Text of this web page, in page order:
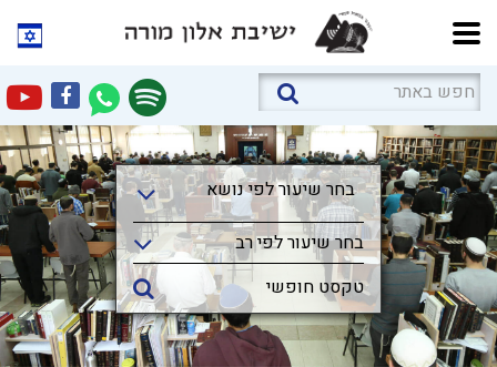
בחר שיעור לפי נושא
בחר שיעור לפי נושא
בחר שיעור לפי רב